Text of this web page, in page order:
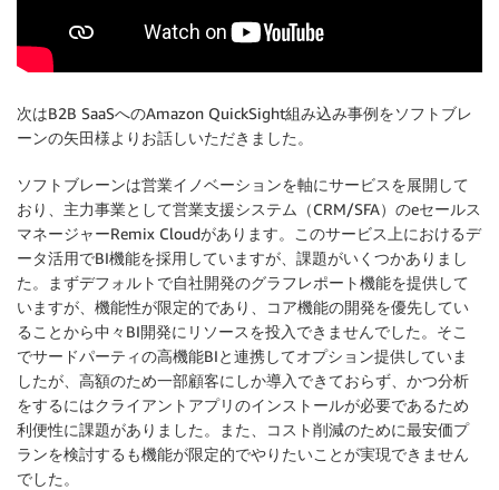
次はB2B SaaSへのAmazon QuickSight組み込み事例をソフトブレ
ーンの矢田様よりお話しいただきました。
ソフトブレーンは営業イノベーションを軸にサービスを展開して
おり、主力事業として営業支援システム（CRM/SFA）のeセールス
マネージャーRemix Cloudがあります。このサービス上におけるデ
ータ活用でBI機能を採用していますが、課題がいくつかありまし
た。まずデフォルトで自社開発のグラフレポート機能を提供して
いますが、機能性が限定的であり、コア機能の開発を優先してい
ることから中々BI開発にリソースを投入できませんでした。そこ
でサードパーティの高機能BIと連携してオプション提供していま
したが、高額のため一部顧客にしか導入できておらず、かつ分析
をするにはクライアントアプリのインストールが必要であるため
利便性に課題がありました。また、コスト削減のために最安価プ
ランを検討するも機能が限定的でやりたいことが実現できません
でした。